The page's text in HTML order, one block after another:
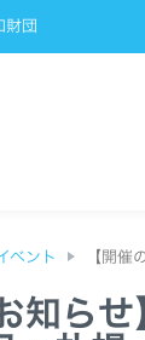
財団
ベント 【開催
知ら